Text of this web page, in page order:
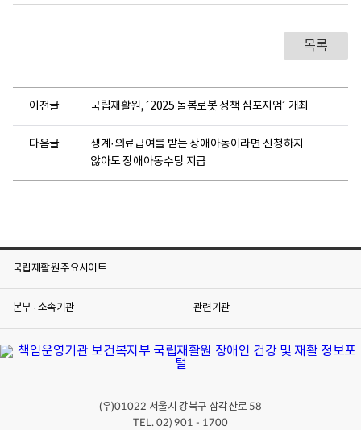
목록
이전글 국립재활원, ´2025 돌봄로봇 정책 심포지엄´ 개최
다음글
생계·의료급여를 받는 장애아동이라면 신청하지
않아도 장애아동수당 지급
국립재활원 주요사이트
본부 · 소속기관 관련기관
(우)01022 서울시 강북구 삼각산로 58
TEL. 02) 901 - 1700